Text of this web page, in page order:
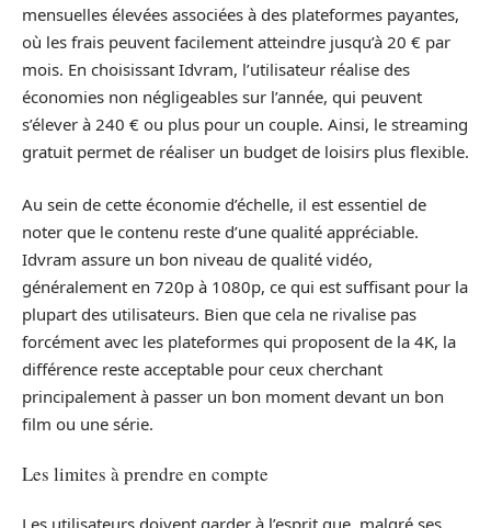
mensuelles élevées associées à des plateformes payantes,
où les frais peuvent facilement atteindre jusqu’à 20 € par
mois. En choisissant Idvram, l’utilisateur réalise des
économies non négligeables sur l’année, qui peuvent
s’élever à 240 € ou plus pour un couple. Ainsi, le streaming
gratuit permet de réaliser un budget de loisirs plus flexible.
Au sein de cette économie d’échelle, il est essentiel de
noter que le contenu reste d’une qualité appréciable.
Idvram assure un bon niveau de qualité vidéo,
généralement en 720p à 1080p, ce qui est suffisant pour la
plupart des utilisateurs. Bien que cela ne rivalise pas
forcément avec les plateformes qui proposent de la 4K, la
différence reste acceptable pour ceux cherchant
principalement à passer un bon moment devant un bon
film ou une série.
Les limites à prendre en compte
Les utilisateurs doivent garder à l’esprit que, malgré ses